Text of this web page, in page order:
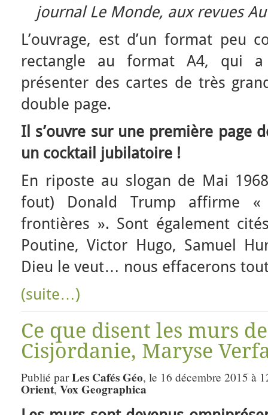
journal Le Monde, aux revues
L’ouvrage, est d’un format peu
rectangle au format A4, qui a
présenter des cartes de très
double page.
Il s’ouvre sur une première page
un cocktail jubilatoire !
En riposte au slogan de Mai
fout) Donald Trump affirme
frontières ». Sont également
Poutine, Victor Hugo, Samuel
Dieu le veut… nous effacerons
(suite…)
Ce que disent les murs
Cisjordanie, Maryse
Publié parLes Cafés Géo, le 16 décembre 2015 à
Orient, Vox Geographica